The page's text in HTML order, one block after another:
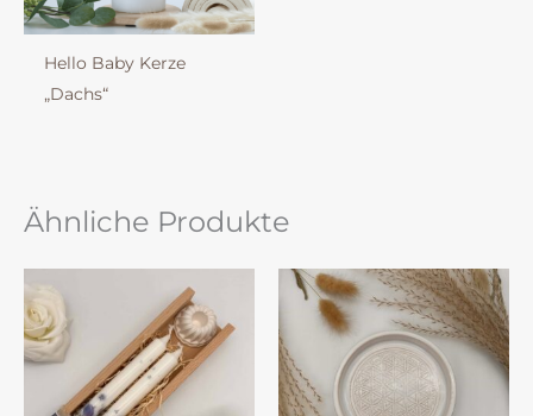
Hello Baby Kerze
„Dachs“
Ähnliche Produkte